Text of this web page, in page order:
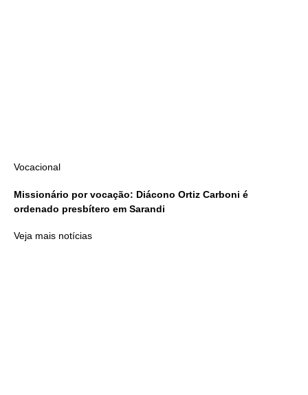
Vocacional
Missionário por vocação: Diácono Ortiz Carboni é
ordenado presbítero em Sarandi
Veja mais notícias